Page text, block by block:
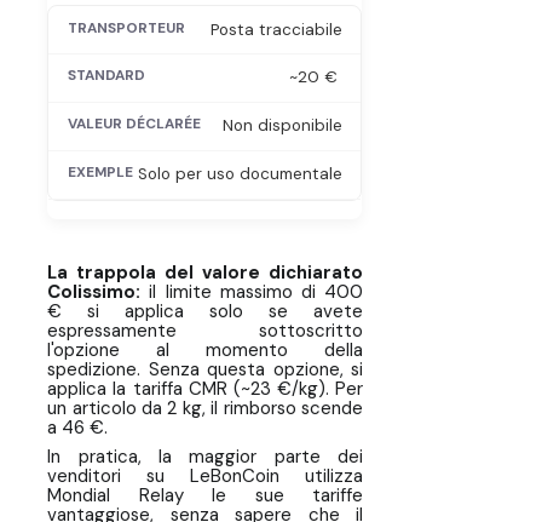
Posta tracciabile
~20 €
Non disponibile
Solo per uso documentale
La trappola del valore dichiarato
Colissimo: il limite massimo di 400
€ si applica solo se avete
espressamente sottoscritto
l'opzione al momento della
spedizione. Senza questa opzione, si
applica la tariffa CMR (~23 €/kg). Per
un articolo da 2 kg, il rimborso scende
a 46 €.
In pratica, la maggior parte dei
venditori su LeBonCoin utilizza
Mondial Relay le sue tariffe
vantaggiose, senza sapere che il